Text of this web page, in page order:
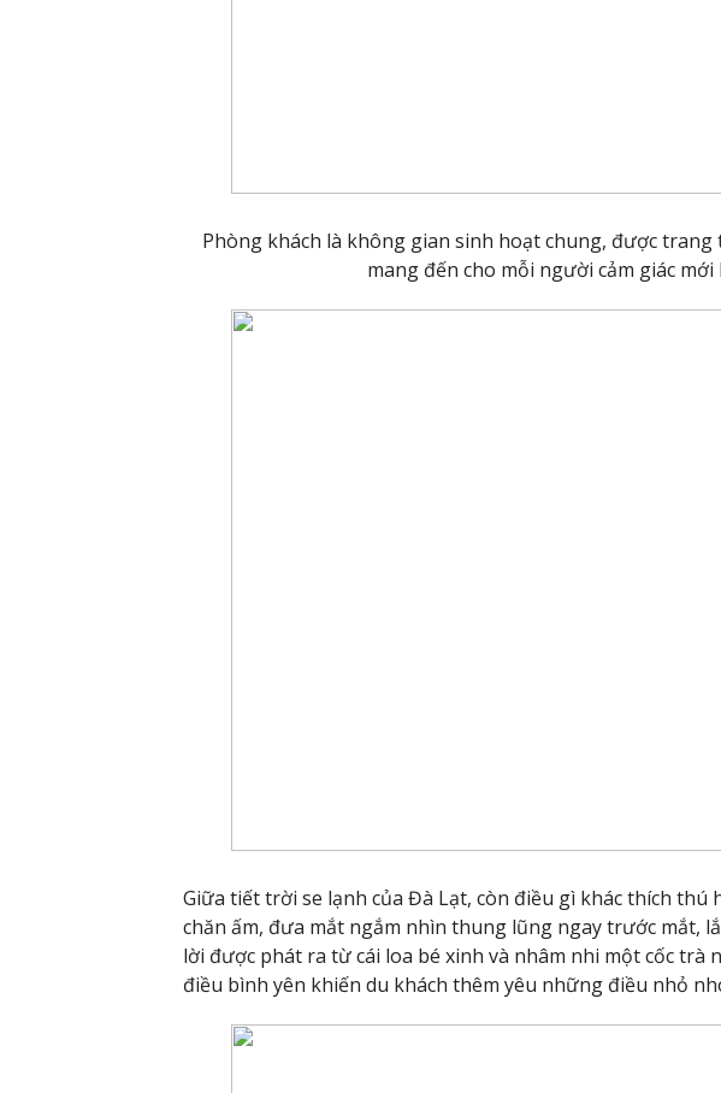
Phòng khách là không gian sinh hoạt chung, được
mang đến cho mỗi người cảm giác mới
Giữa tiết trời se lạnh của Đà Lạt, còn điều gì khác thích
chăn ấm, đưa mắt ngắm nhìn thung lũng ngay trước mắt,
lời được phát ra từ cái loa bé xinh và nhâm nhi một cốc trà
điều bình yên khiến du khách thêm yêu những điều nhỏ